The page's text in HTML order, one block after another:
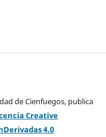
de Cienfuegos, publica
Creative
4.0